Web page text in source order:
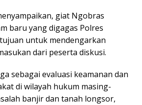
giat Ngobras
baru yang digagas Polres
untuk mendengarkan
dari peserta diskusi.
sebagai evaluasi keamanan dan
di wilayah hukum masing-
banjir dan tanah longsor,